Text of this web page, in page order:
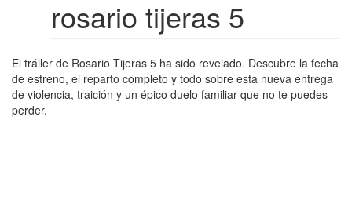
rosario tijeras 5
El tráiler de Rosario Tijeras 5 ha sido revelado. Descubre la fecha
de estreno, el reparto completo y todo sobre esta nueva entrega
de violencia, traición y un épico duelo familiar que no te puedes
perder.